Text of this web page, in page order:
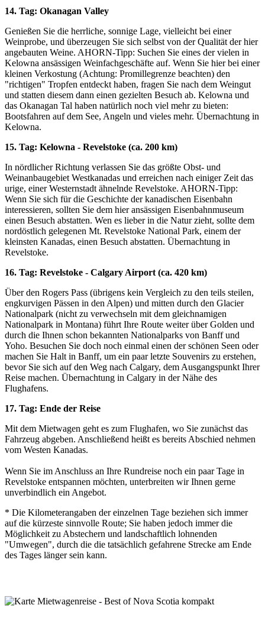
14. Tag: Okanagan Valley
Genießen Sie die herrliche, sonnige Lage, vielleicht bei einer
Weinprobe, und überzeugen Sie sich selbst von der Qualität der hier
angebauten Weine. AHORN-Tipp: Suchen Sie eines der vielen in
Kelowna ansässigen Weinfachgeschäfte auf. Wenn Sie hier bei einer
kleinen Verkostung (Achtung: Promillegrenze beachten) den
"richtigen" Tropfen entdeckt haben, fragen Sie nach dem Weingut
und statten diesem dann einen gezielten Besuch ab. Kelowna und
das Okanagan Tal haben natürlich noch viel mehr zu bieten:
Bootsfahren auf dem See, Angeln und vieles mehr. Übernachtung in
Kelowna.
15. Tag: Kelowna - Revelstoke (ca. 200 km)
In nördlicher Richtung verlassen Sie das größte Obst- und
Weinanbaugebiet Westkanadas und erreichen nach einiger Zeit das
urige, einer Westernstadt ähnelnde Revelstoke. AHORN-Tipp:
Wenn Sie sich für die Geschichte der kanadischen Eisenbahn
interessieren, sollten Sie dem hier ansässigen Eisenbahnmuseum
einen Besuch abstatten. Wen es lieber in die Natur zieht, sollte dem
nordöstlich gelegenen Mt. Revelstoke National Park, einem der
kleinsten Kanadas, einen Besuch abstatten. Übernachtung in
Revelstoke.
16. Tag: Revelstoke - Calgary Airport (ca. 420 km)
Über den Rogers Pass (übrigens kein Vergleich zu den teils steilen,
engkurvigen Pässen in den Alpen) und mitten durch den Glacier
Nationalpark (nicht zu verwechseln mit dem gleichnamigen
Nationalpark in Montana) führt Ihre Route weiter über Golden und
durch die Ihnen schon bekannten Nationalparks von Banff und
Yoho. Besuchen Sie doch noch einmal einen der schönen Seen oder
machen Sie Halt in Banff, um ein paar letzte Souvenirs zu erstehen,
bevor Sie sich auf den Weg nach Calgary, dem Ausgangspunkt Ihrer
Reise machen. Übernachtung in Calgary in der Nähe des
Flughafens.
17. Tag: Ende der Reise
Mit dem Mietwagen geht es zum Flughafen, wo Sie zunächst das
Fahrzeug abgeben. Anschließend heißt es bereits Abschied nehmen
vom Westen Kanadas.
Wenn Sie im Anschluss an Ihre Rundreise noch ein paar Tage in
Revelstoke entspannen möchten, unterbreiten wir Ihnen gerne
unverbindlich ein Angebot.
* Die Kilometerangaben der einzelnen Tage beziehen sich immer
auf die kürzeste sinnvolle Route; Sie haben jedoch immer die
Möglichkeit zu Abstechern und landschaftlich lohnenden
"Umwegen", durch die die tatsächlich gefahrene Strecke am Ende
des Tages länger sein kann.